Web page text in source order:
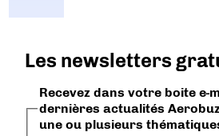
Les newsletters
Recevez dans votre boite e-
dernières actualités
une ou plusieurs